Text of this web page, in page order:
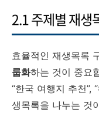
2.1 주제별 재생
효율적인 재생목록
룹화하는 것이 중요
“한국 여행지 추천”,
생목록을 나누는 것